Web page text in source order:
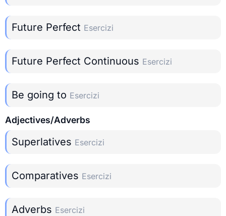
Future Perfect Esercizi
Future Perfect Continuous Esercizi
Be going to Esercizi
Adjectives/Adverbs
Superlatives Esercizi
Comparatives Esercizi
Adverbs Esercizi